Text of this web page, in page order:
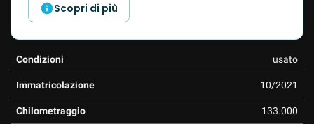
Scopri di più
Condizioni usato
Immatricolazione 10/2021
Chilometraggio 133.000
scelte
momento.